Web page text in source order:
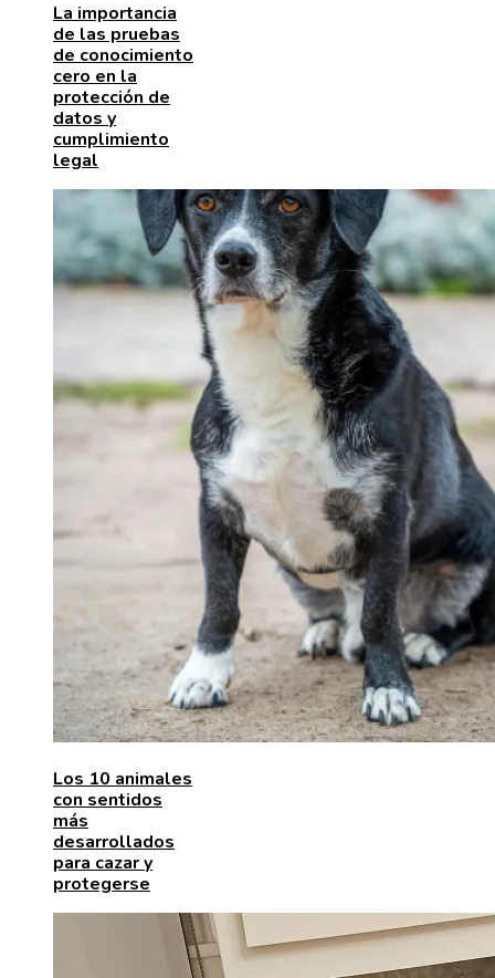
La importancia
de las pruebas
de conocimiento
cero en la
protección de
datos y
cumplimiento
legal
Los 10 animales
con sentidos
más
desarrollados
para cazar y
protegerse